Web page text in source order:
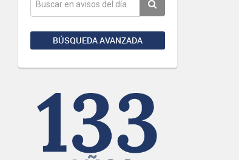
BÚSQUEDA AVANZADA